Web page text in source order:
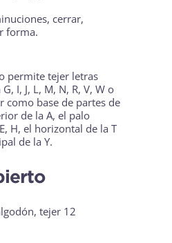
cerrar,
forma.
permite tejer letras
I, J, L, M, N, R, V, W o
como base de partes de
de la A, el palo
H, el horizontal de la T
de la Y.
tejer 12